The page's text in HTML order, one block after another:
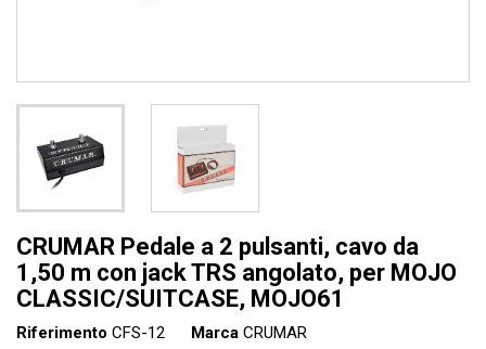
CRUMAR Pedale a 2 pulsanti, cavo da
1,50 m con jack TRS angolato, per MOJO
CLASSIC/SUITCASE, MOJO61
Riferimento CFS-12 Marca CRUMAR